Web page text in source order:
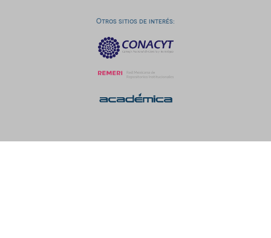
Otros sitios de interés: